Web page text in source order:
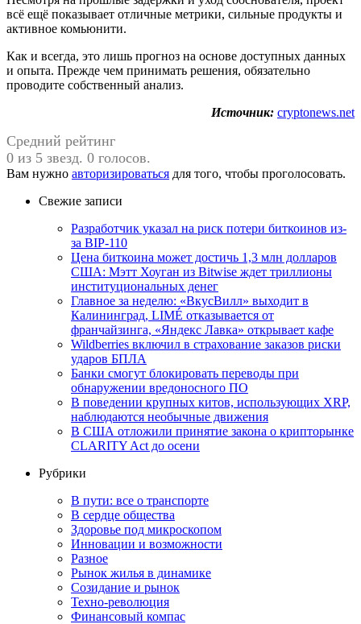
всё ещё показывает отличные метрики, сильные продукты и
активное комьюнити.
Как и всегда, это лишь прогноз на основе доступных данных
и опыта. Прежде чем принимать решения, обязательно
проводите собственный анализ.
Источник: cryptonews.net
Средний рейтинг
0 из 5 звезд. 0 голосов.
Вам нужно авторизироваться для того, чтобы проголосовать.
Свежие записи
Разработчик указал на риск потери биткоинов из-
за BIP-110
Цена биткоина может достичь 1,3 млн долларов
США: Мэтт Хоуган из Bitwise ждет триллионы
институциональных денег
Главное за неделю: «ВкусВилл» выходит в
Калининград, LIMÉ отказывается от
франчайзинга, «Яндекс Лавка» открывает кафе
Wildberries включил в страхование заказов риски
ударов БПЛА
Банки смогут блокировать переводы при
обнаружении вредоносного ПО
В поведении крупных китов, использующих XRP,
наблюдаются необычные движения
В США отложили принятие закона о крипторынке
CLARITY Act до осени
Рубрики
В пути: все о транспорте
В сердце общества
Здоровье под микроскопом
Инновации и возможности
Разное
Рынок жилья в динамике
Созидание и рынок
Техно-революция
Финансовый компас